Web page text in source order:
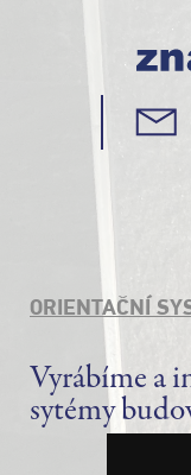
ORIENTAČNÍ
Vyrábíme a
sytémy